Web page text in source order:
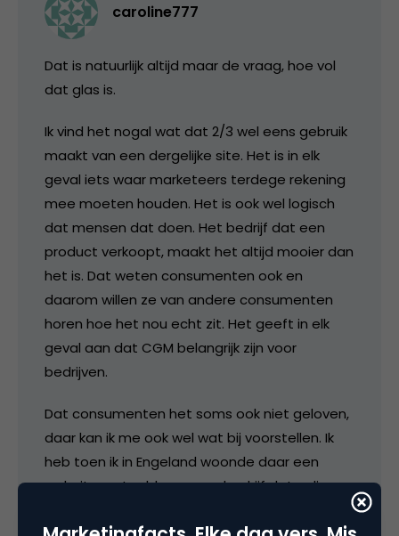
caroline777
Dat is natuurlijk altijd maar de vraag, hoe vol
dat glas is.
Ik vind het nogal wat dat 2/3 wel eens gebruik
maakt van een dergelijke site. Het is in elk
geval iets waar marketeers terdege rekening
mee moeten houden. Het is ook wel logisch
dat mensen dat doen. Het bedrijf dat een
product verkoopt, maakt het altijd mooier dan
het is. Dat weten consumenten ook en
daarom willen ze van andere consumenten
horen hoe het nou echt zit. Het geeft in elk
geval aan dat CGM belangrijk zijn voor
bedrijven.
Dat consumenten het soms ook niet geloven,
daar kan ik me ook wel wat bij voorstellen. Ik
heb toen ik in Engeland woonde daar een
website vertaald voor een bedrijf dat online